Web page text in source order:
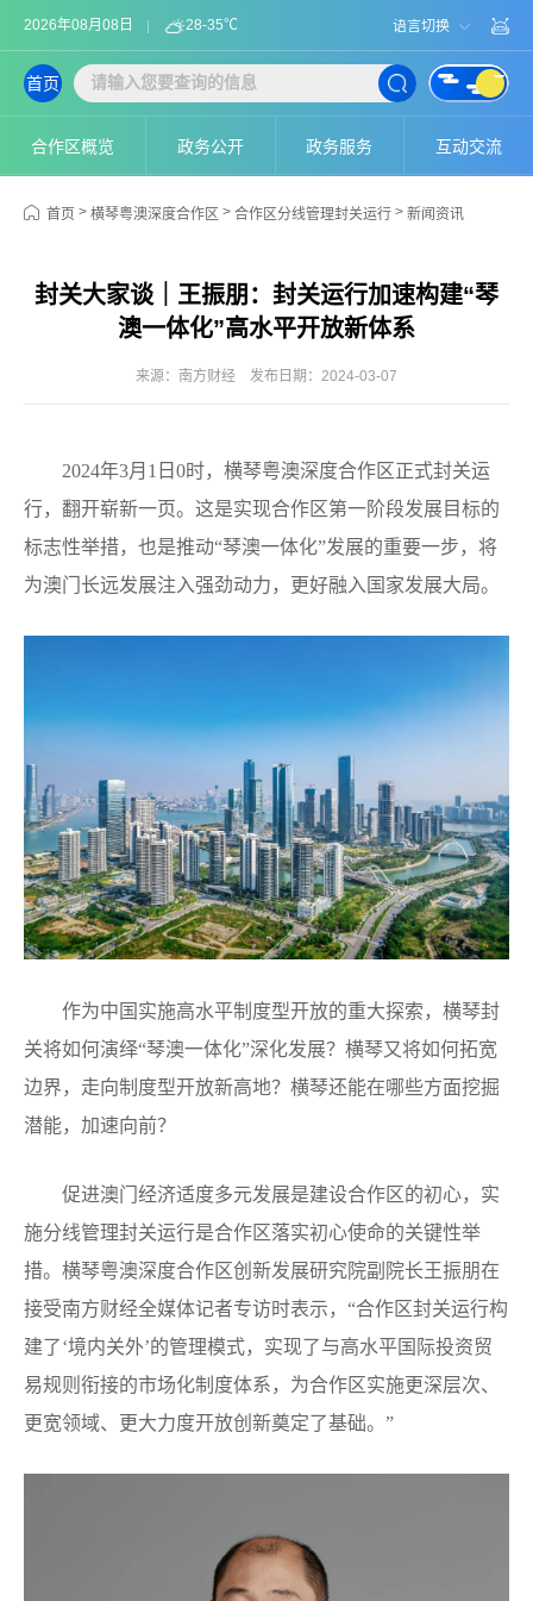
2026年08月08日 28-35℃ 语言切换
合作区概览 政务公开 政务服务 互动交流
首页
首页 > 横琴粤澳深度合作区 > 合作区分线管理封关运行 > 新闻资讯
封关大家谈｜王振朋：封关运行加速构建“琴
澳一体化”高水平开放新体系
来源：南方财经 发布日期：2024-03-07
2024年3月1日0时，横琴粤澳深度合作区正式封关运
行，翻开崭新一页。这是实现合作区第一阶段发展目标的
标志性举措，也是推动“琴澳一体化”发展的重要一步，将
为澳门长远发展注入强劲动力，更好融入国家发展大局。
作为中国实施高水平制度型开放的重大探索，横琴封
关将如何演绎“琴澳一体化”深化发展？横琴又将如何拓宽
边界，走向制度型开放新高地？横琴还能在哪些方面挖掘
潜能，加速向前？
促进澳门经济适度多元发展是建设合作区的初心，实
施分线管理封关运行是合作区落实初心使命的关键性举
措。横琴粤澳深度合作区创新发展研究院副院长王振朋在
接受南方财经全媒体记者专访时表示，“合作区封关运行构
建了‘境内关外’的管理模式，实现了与高水平国际投资贸
易规则衔接的市场化制度体系，为合作区实施更深层次、
更宽领域、更大力度开放创新奠定了基础。”